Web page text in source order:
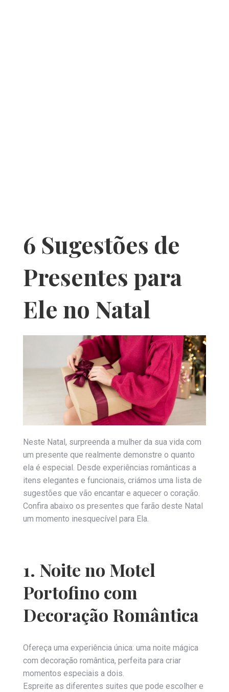
6 Sugestões de
Presentes para
Ele no Natal
Neste Natal, surpreenda a mulher da sua vida com
um presente que realmente demonstre o quanto
ela é especial. Desde experiências românticas a
itens elegantes e funcionais, criámos uma lista de
sugestões que vão encantar e aquecer o coração.
Confira abaixo os presentes que farão deste Natal
um momento inesquecível para Ela.
1. Noite no Motel
Portofino com
Decoração Romântica
Ofereça uma experiência única: uma noite mágica
com decoração romântica, perfeita para criar
momentos especiais a dois.
Espreite as diferentes suites que pode escolher e